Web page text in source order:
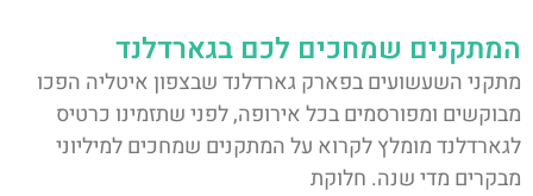
המתקנים שמחכים לכם בגארדלנד
מתקני השעשועים בפארק גארדלנד שבצפון איטליה הפכו
מבוקשים ומפורסמים בכל אירופה, לפני שתזמינו כרטיס
לגארדלנד מומלץ לקרוא על המתקנים שמחכים למיליוני
מבקרים מדי שנה. חלוקת